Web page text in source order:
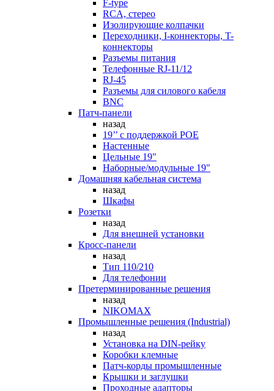
F-type
RCA, стерео
Изолирующие колпачки
Переходники, I-коннекторы, T-
коннекторы
Разъемы питания
Телефонные RJ-11/12
RJ-45
Разъемы для силового кабеля
BNC
Патч-панели
назад
19’’ с поддержкой POE
Настенные
Цельные 19"
Наборные/модульные 19"
Домашняя кабельная система
назад
Шкафы
Розетки
назад
Для внешней установки
Кросс-панели
назад
Тип 110/210
Для телефонии
Претерминированные решения
назад
NIKOMAX
Промышленные решения (Industrial)
назад
Установка на DIN-рейку
Коробки клемные
Патч-корды промышленные
Крышки и заглушки
Проходные адапторы